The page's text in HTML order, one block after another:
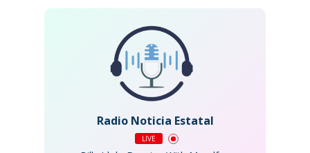
Radio Noticia Estatal
LIVE